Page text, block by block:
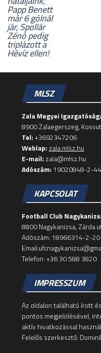
Papp Benett
már 6 gólnál
jár, Spollár
Zénó pedig
triplázott a
Hévíz ellen!
MLSZ
Zala Megyei
8900 Zalaegerszeg,
Tel:+3692347206
Weblap: zala.mlsz.hu
E-mail: zala@mlsz.hu
Adószám: 19020848-2-44
KAPCSOLAT
Football Club
8800 Nagykanizsa, Zárda
Adószám: 18966314-2-20
Telefon: +36 30 588 3820
IMPRESSZUM
Az oldalon található írott
pontos megjelölésével,
aktív hivatkozással
Felelős szerkesztő: